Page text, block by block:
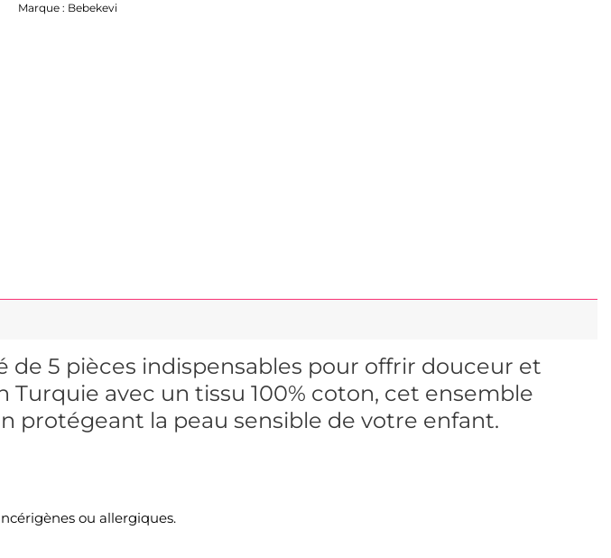
Marque : Bebekevi
5 pièces indispensables pour offrir douceur et
avec un tissu 100% coton, cet ensemble
protégeant la peau sensible de votre enfant.
ou allergiques.